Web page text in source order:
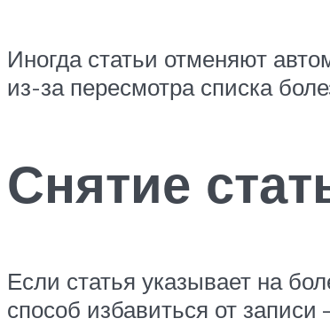
Иногда статьи отменяют
из-за пересмотра списка
Снятие
Если статья указывает на
способ избавиться от